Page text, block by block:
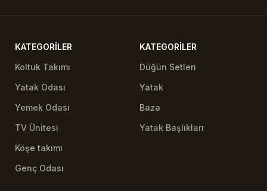
KATEGORILER
Koltuk Takımı
Yatak Odası
Yemek Odası
TV Ünitesi
Köşe takımı
Genç Odası
KATEGORILER
Düğün Setleri
Yatak
Baza
Yatak Başlıkları